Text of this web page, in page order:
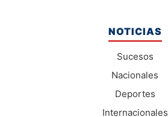
NOTICIAS
Sucesos
Nacionales
Deportes
Internacionales